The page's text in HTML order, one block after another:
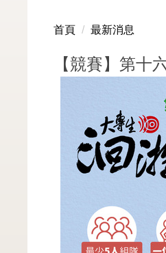
首頁 最新消息
【競賽】第十